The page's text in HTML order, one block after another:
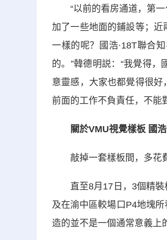
“以前的看房通道，第一
加了一些地面的鋪設等；
一樣的呢？國浩·18T聯合
的。”韓德明説：“我覺得
意靈感，大家也都覺得很
前面的工作不負責任，不能
關於VMU視覺樣板 國
敲掉一套樣板間，多花費
直至8月17日，3個精裝
及在渝中區較場口P4地塊
造的並不是一個通常意義上